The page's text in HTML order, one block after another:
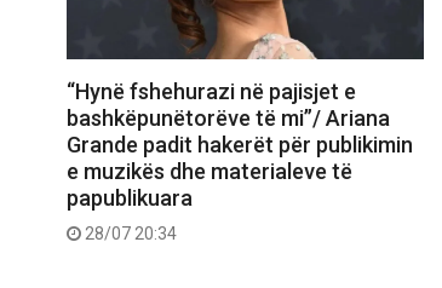
“Hynë fshehurazi në pajisjet e
bashkëpunëtorëve të mi”/ Ariana
Grande padit hakerët për publikimin
e muzikës dhe materialeve të
papublikuara
28/07 20:34